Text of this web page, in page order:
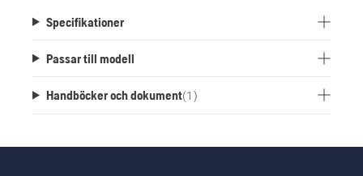
Specifikationer
Passar till modell
Handböcker och dokument(1 )